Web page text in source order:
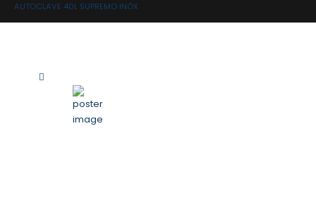
AUTOCLAVE 40L SUPREMO INÓX